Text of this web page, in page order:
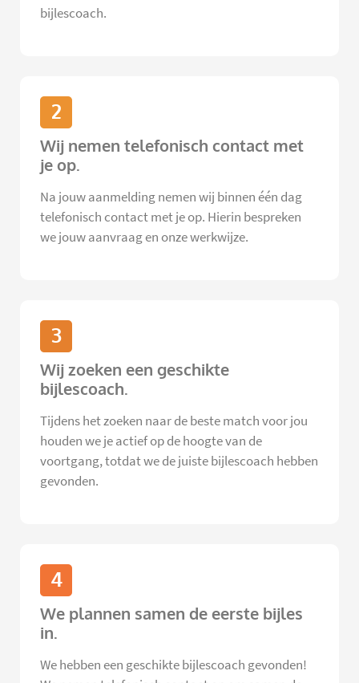
bijlescoach.
2
Wij nemen telefonisch contact met
je op.
Na jouw aanmelding nemen wij binnen één dag
telefonisch contact met je op. Hierin bespreken
we jouw aanvraag en onze werkwijze.
3
Wij zoeken een geschikte
bijlescoach.
Tijdens het zoeken naar de beste match voor jou
houden we je actief op de hoogte van de
voortgang, totdat we de juiste bijlescoach hebben
gevonden.
4
We plannen samen de eerste bijles
in.
We hebben een geschikte bijlescoach gevonden!